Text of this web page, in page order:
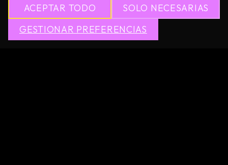
técnicas ancestrales.
ÚNETE A MESH GRATIS
ACEPTAR TODO
SOLO NECESARIAS
GESTIONAR PREFERENCIAS